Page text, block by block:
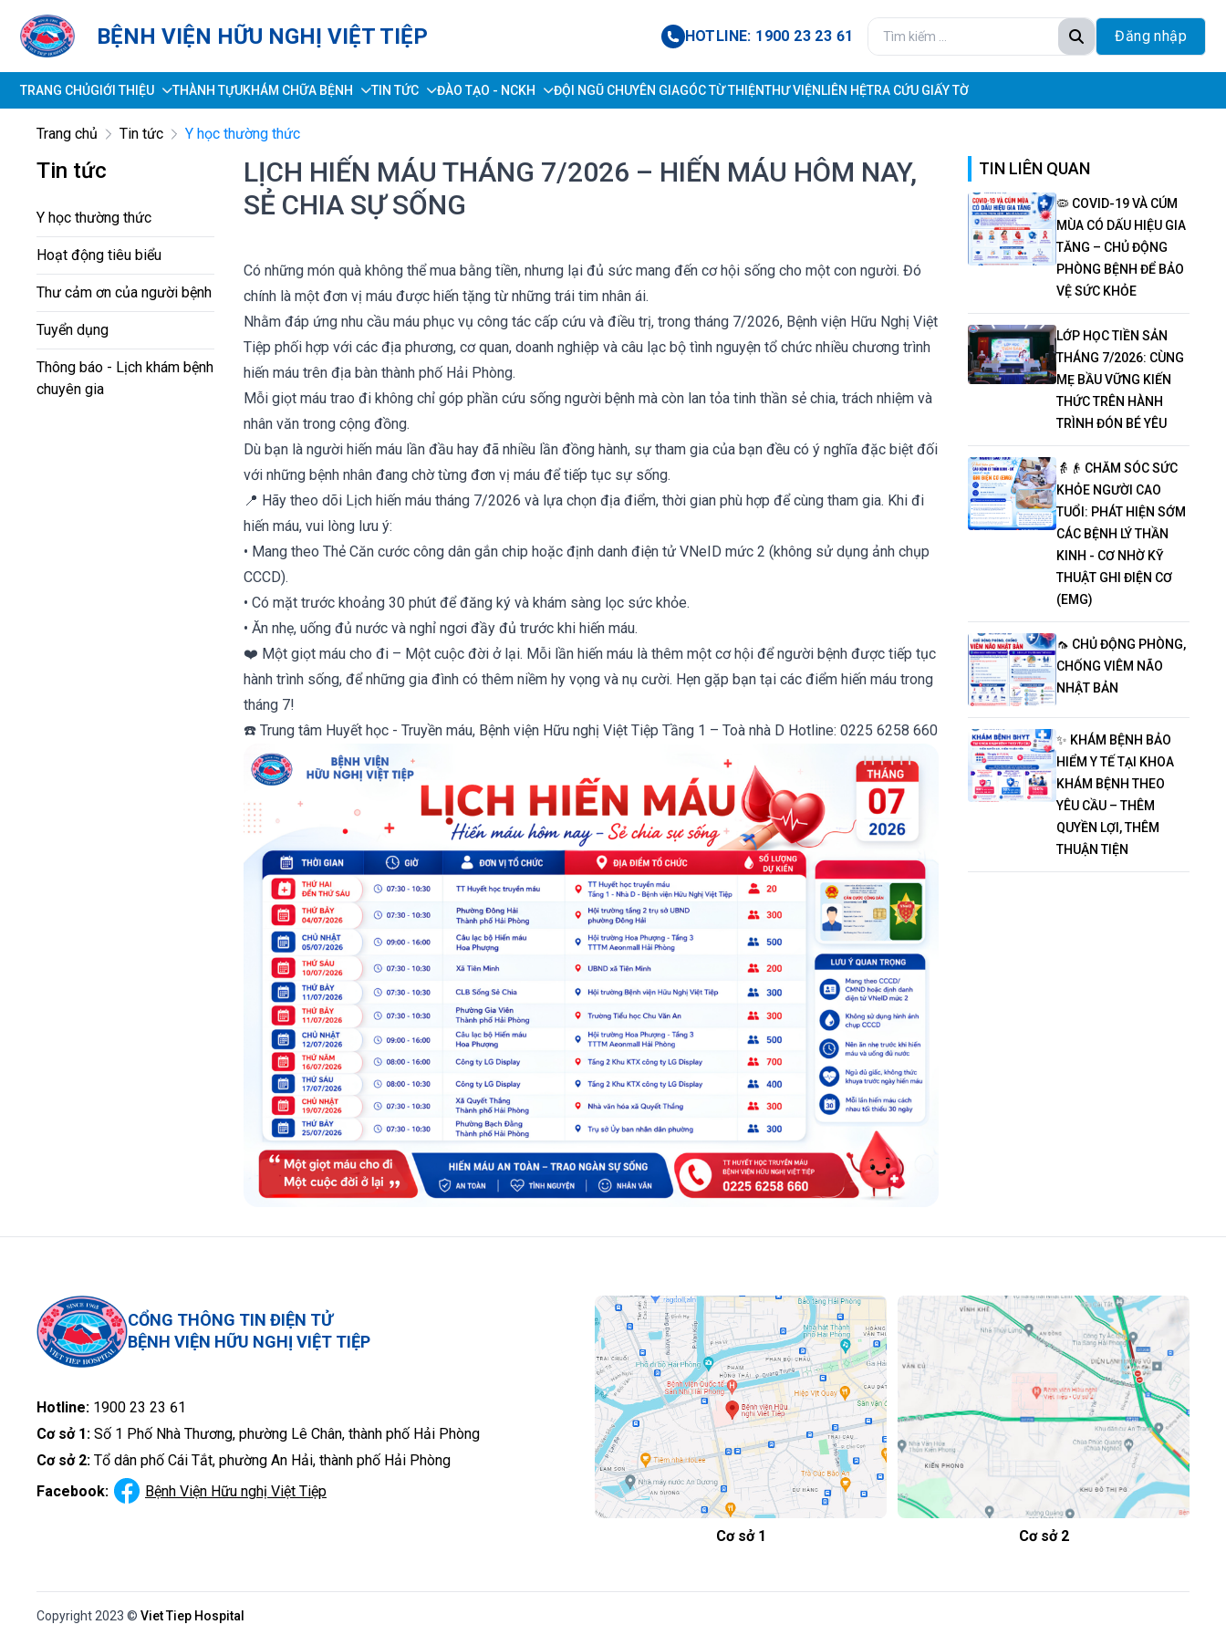
BỆNH VIỆN HỮU NGHỊ VIỆT TIỆP HOTLINE: 1900 23 23 61 Đăng nhập
TRANG CHỦGIỚI THIỆU THÀNH TỰUKHÁM CHỮA BỆNH TIN TỨC ĐÀO TẠO - NCKH ĐỘI NGŨ CHUYÊN GIAGÓC TỪ THIỆNTHƯ VIỆN LIÊN HỆTRA CỨU GIẤY TỜ
Trang chủ Tin tức Y học thường thức
Tin tức
Y học thường thức
Hoạt động tiêu biểu
Thư cảm ơn của người bệnh
Tuyển dụng
Thông báo - Lịch khám bệnh
chuyên gia
LỊCH HIẾN MÁU THÁNG 7/2026 – HIẾN MÁU HÔM NAY,
SẺ CHIA SỰ SỐNG
Có những món quà không thể mua bằng tiền, nhưng lại đủ sức mang đến cơ hội sống cho một con người. Đó
chính là một đơn vị máu được hiến tặng từ những trái tim nhân ái.
Nhằm đáp ứng nhu cầu máu phục vụ công tác cấp cứu và điều trị, trong tháng 7/2026, Bệnh viện Hữu Nghị Việt
Tiệp phối hợp với các địa phương, cơ quan, doanh nghiệp và câu lạc bộ tình nguyện tổ chức nhiều chương trình
hiến máu trên địa bàn thành phố Hải Phòng.
Mỗi giọt máu trao đi không chỉ góp phần cứu sống người bệnh mà còn lan tỏa tinh thần sẻ chia, trách nhiệm và
nhân văn trong cộng đồng.
Dù bạn là người hiến máu lần đầu hay đã nhiều lần đồng hành, sự tham gia của bạn đều có ý nghĩa đặc biệt đối
với những bệnh nhân đang chờ từng đơn vị máu để tiếp tục sự sống.
📍 Hãy theo dõi Lịch hiến máu tháng 7/2026 và lựa chọn địa điểm, thời gian phù hợp để cùng tham gia. Khi đi
hiến máu, vui lòng lưu ý:
• Mang theo Thẻ Căn cước công dân gắn chip hoặc định danh điện tử VNeID mức 2 (không sử dụng ảnh chụp
CCCD).
• Có mặt trước khoảng 30 phút để đăng ký và khám sàng lọc sức khỏe.
• Ăn nhẹ, uống đủ nước và nghỉ ngơi đầy đủ trước khi hiến máu.
❤️ Một giọt máu cho đi – Một cuộc đời ở lại. Mỗi lần hiến máu là thêm một cơ hội để người bệnh được tiếp tục
hành trình sống, để những gia đình có thêm niềm hy vọng và nụ cười. Hẹn gặp bạn tại các điểm hiến máu trong
tháng 7!
☎️ Trung tâm Huyết học - Truyền máu, Bệnh viện Hữu nghị Việt Tiệp Tầng 1 – Toà nhà D Hotline: 0225 6258 660
TIN LIÊN QUAN
🦠 COVID-19 VÀ CÚM
MÙA CÓ DẤU HIỆU GIA
TĂNG – CHỦ ĐỘNG
PHÒNG BỆNH ĐỂ BẢO
VỆ SỨC KHỎE
LỚP HỌC TIỀN SẢN
THÁNG 7/2026: CÙNG
MẸ BẦU VỮNG KIẾN
THỨC TRÊN HÀNH
TRÌNH ĐÓN BÉ YÊU
👵👴 CHĂM SÓC SỨC
KHỎE NGƯỜI CAO
TUỔI: PHÁT HIỆN SỚM
CÁC BỆNH LÝ THẦN
KINH - CƠ NHỜ KỸ
THUẬT GHI ĐIỆN CƠ
(EMG)
🦟 CHỦ ĐỘNG PHÒNG,
CHỐNG VIÊM NÃO
NHẬT BẢN
✨ KHÁM BỆNH BẢO
HIỂM Y TẾ TẠI KHOA
KHÁM BỆNH THEO
YÊU CẦU – THÊM
QUYỀN LỢI, THÊM
THUẬN TIỆN
CỔNG THÔNG TIN ĐIỆN TỬ
BỆNH VIỆN HỮU NGHỊ VIỆT TIỆP
Hotline: 1900 23 23 61
Cơ sở 1: Số 1 Phố Nhà Thương, phường Lê Chân, thành phố Hải Phòng
Cơ sở 2: Tổ dân phố Cái Tắt, phường An Hải, thành phố Hải Phòng
Facebook:
Bệnh Viện Hữu nghị Việt Tiệp
Cơ sở 1 Cơ sở 2
Copyright 2023 © Viet Tiep Hospital